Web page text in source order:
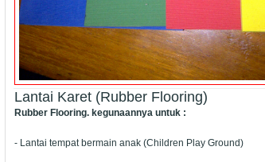
Lantai Karet (Rubber Flooring)
Rubber Flooring. kegunaannya untuk :
- Lantai tempat bermain anak (Children Play Ground)